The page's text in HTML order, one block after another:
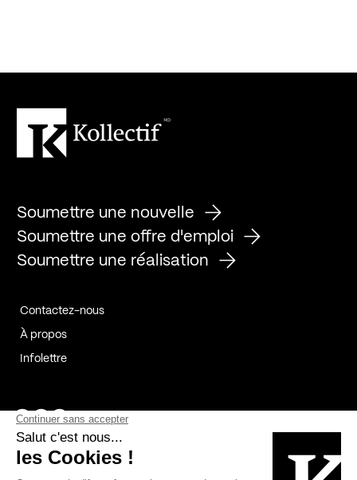
Soumettre une nouvelle
Soumettre une offre d'emploi
Soumettre une réalisation
Contactez-nous
À propos
Infolettre
Page Facebook de Kollectif
Page Instagram de Kollectif
Page Linkedin de Kollectif